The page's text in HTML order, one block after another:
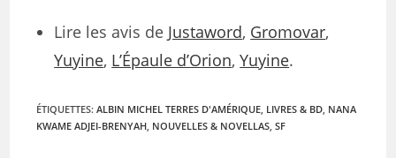
Lire les avis de Justaword, Gromovar,
Yuyine, L’Épaule d’Orion,Yuyine.
ÉTIQUETTES:ALBIN MICHEL TERRES D'AMÉRIQUE, LIVRES & BD, NANA
KWAME ADJEI-BRENYAH, NOUVELLES & NOVELLAS, SF